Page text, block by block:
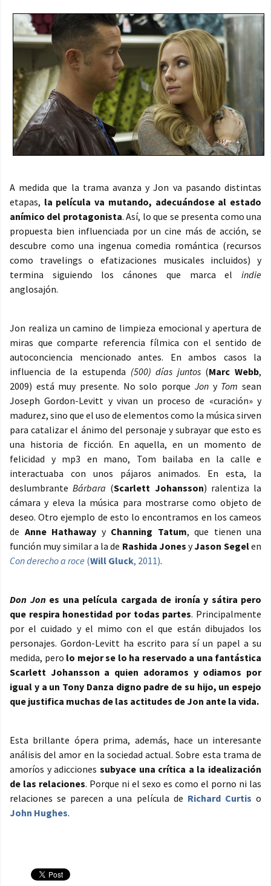
A medida que la trama avanza y Jon va pasando distintas
etapas, la película va mutando, adecuándose al estado
anímico del protagonista. Así, lo que se presenta como una
propuesta bien influenciada por un cine más de acción, se
descubre como una ingenua comedia romántica (recursos
como travelings o efatizaciones musicales incluidos) y
termina siguiendo los cánones que marca el indie
anglosajón.
Jon realiza un camino de limpieza emocional y apertura de
miras que comparte referencia fílmica con el sentido de
autoconciencia mencionado antes. En ambos casos la
influencia de la estupenda (500) días juntos(Marc Webb,
2009) está muy presente. No solo porque JonyTom sean
Joseph Gordon-Levitt y vivan un proceso de «curación» y
madurez, sino que el uso de elementos como la música sirven
para catalizar el ánimo del personaje y subrayar que esto es
una historia de ficción. En aquella, en un momento de
felicidad y mp3 en mano, Tom bailaba en la calle e
interactuaba con unos pájaros animados. En esta, la
deslumbranteBárbara (Scarlett Johansson) ralentiza la
cámara y eleva la música para mostrarse como objeto de
deseo. Otro ejemplo de esto lo encontramos en los cameos
de Anne Hathaway y Channing Tatum, que tienen una
función muy similar a la de Rashida Jones yJason Segelen
Con derecho a roce (Will Gluck, 2011).
Don Jones una película cargada de ironía y sátira pero
que respira honestidad por todas partes. Principalmente
por el cuidado y el mimo con el que están dibujados los
personajes. Gordon-Levitt ha escrito para sí un papel a su
medida, pero lo mejor se lo ha reservado a una fantástica
Scarlett Johansson a quien adoramos y odiamos por
igual y a un Tony Danza digno padre de su hijo, un espejo
que justifica muchas de las actitudes de Jon ante la vida.
Esta brillante ópera prima, además, hace un interesante
análisis del amor en la sociedad actual. Sobre esta trama de
amoríos y adicciones subyace una crítica a la idealización
de las relaciones. Porque ni el sexo es como el porno ni las
relaciones se parecen a una película de Richard Curtis o
John Hughes.